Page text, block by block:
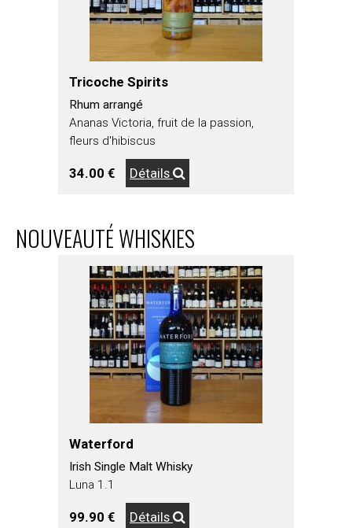
Tricoche Spirits
Rhum arrangé
Ananas Victoria, fruit de la passion,
fleurs d'hibiscus
34.00 € Détails
NOUVEAUTÉ WHISKIES
Waterford
Irish Single Malt Whisky
Luna 1.1
99.90 € Détails